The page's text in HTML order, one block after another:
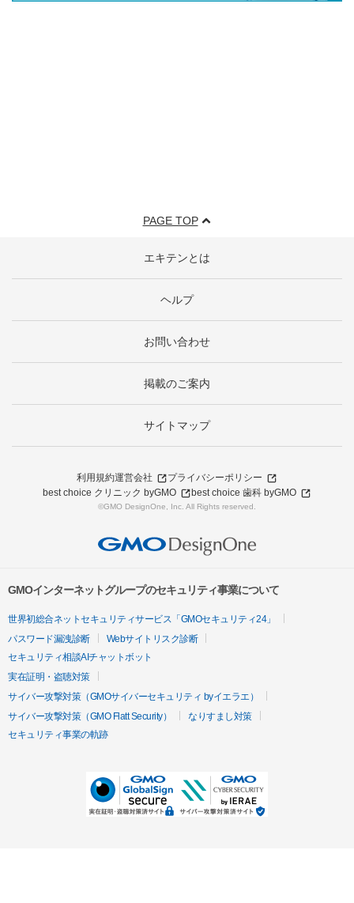
PAGE TOP
エキテンとは
ヘルプ
お問い合わせ
掲載のご案内
サイトマップ
利用規約運営会社
プライバシーポリシー
best choice クリニック byGMO
best choice 歯科 byGMO
©GMO DesignOne, Inc. All Rights reserved.
GMOインターネットグループのセキュリティ事業について
世界初総合ネットセキュリティサービス「GMOセキュリティ24」
パスワード漏洩診断
Webサイトリスク診断
セキュリティ相談AIチャットボット
実在証明・盗聴対策
サイバー攻撃対策（GMOサイバーセキュリティ byイエラエ）
サイバー攻撃対策（GMO Flatt Security）
なりすまし対策
セキュリティ事業の軌跡